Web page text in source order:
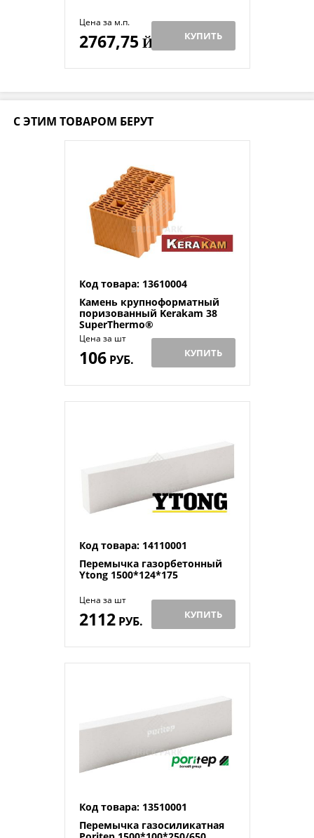
Цена за м.п.
2767,75 Й КУПИТЬ
С ЭТИМ ТОВАРОМ БЕРУТ
Код товара: 13610004
Камень крупноформатный
поризованный Kerakam 38
SuperThermo®
Цена за шт
106РУБ. КУПИТЬ
Код товара: 14110001
Перемычка газорбетонный
Ytong 1500*124*175
Цена за шт
2112РУБ. КУПИТЬ
Код товара: 13510001
Перемычка газосиликатная